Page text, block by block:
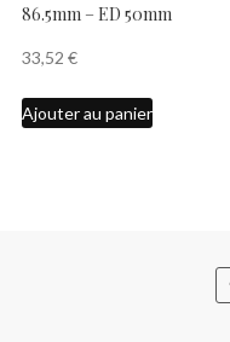
86.5mm – ED 50mm
33,52€
Ajouter au panier